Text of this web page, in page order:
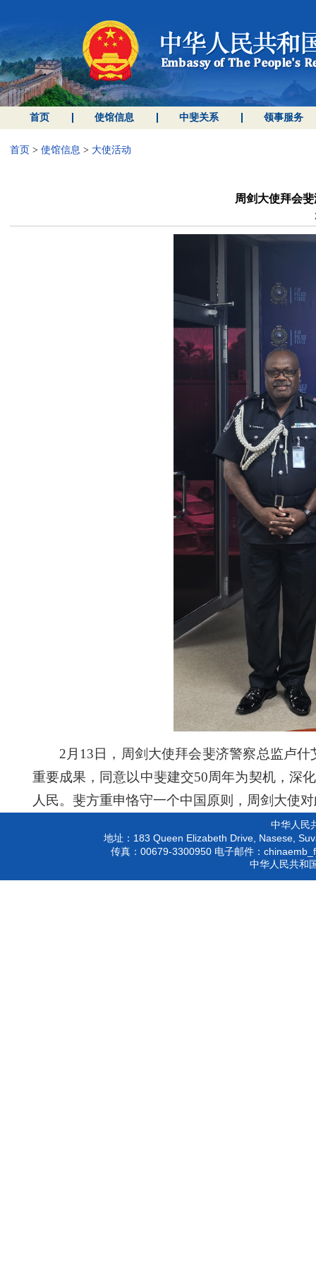
首页 使馆信息 中斐关系 领事服务
首页 > 使馆信息 > 大使活动
周剑大使拜会
2月13日，周剑大使拜会斐济警察总监卢
重要成果，同意以中斐建交50周年为契机，深
人民。斐方重申恪守一个中国原则，周剑大使
中华人民
地址： 183 Queen Elizabeth Drive, Nasese,
传真： 00679-3300950电子邮件：
中华人民共和